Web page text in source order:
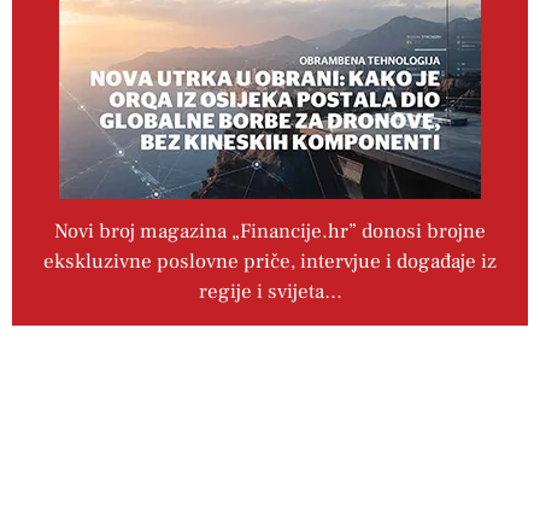
Novi broj magazina „Financije.hr” donosi brojne
ekskluzivne poslovne priče, intervjue i događaje iz
regije i svijeta…